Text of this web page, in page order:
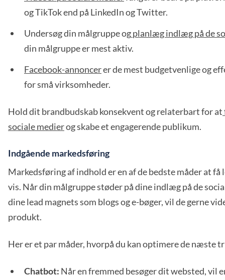
og TikTok end på LinkedIn og Twitter.
Undersøg din målgruppe ogplanlæg indlæg på de
din målgruppe er mest aktiv.
Facebook-annoncerer de mest budgetvenlige og
for små virksomheder.
Hold dit brandbudskab konsekvent og relaterbart for at
sociale medierog skabe et engagerende publikum.
Indgående markedsføring
Markedsføring af indhold er en af de bedste måder at få
vis. Når din målgruppe støder på dine indlæg på de
dine lead magnets som blogs og e-bøger, vil de gerne
produkt.
Her er et par måder, hvorpå du kan optimere de næste
Chatbot: Når en fremmed besøger dit websted, vil